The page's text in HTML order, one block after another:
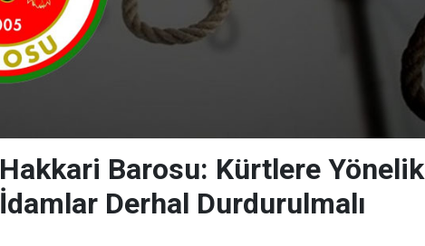
Hakkari Barosu: Kürtlere Yönelik
İdamlar Derhal Durdurulmalı